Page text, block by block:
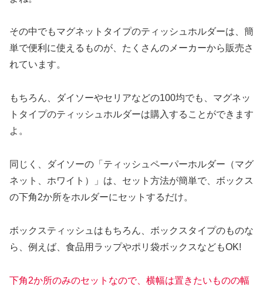
その中でもマグネットタイプのティッシュホルダーは、簡
単で便利に使えるものが、たくさんのメーカーから販売さ
れています。
もちろん、ダイソーやセリアなどの100均でも、マグネッ
トタイプのティッシュホルダーは購入することができます
よ。
同じく、ダイソーの「ティッシュペーパーホルダー（マグ
ネット、ホワイト）」は、セット方法が簡単で、ボックス
の下角2か所をホルダーにセットするだけ。
ボックスティッシュはもちろん、ボックスタイプのものな
ら、例えば、食品用ラップやポリ袋ボックスなどもOK!
下角2か所のみのセットなので、横幅は置きたいものの幅